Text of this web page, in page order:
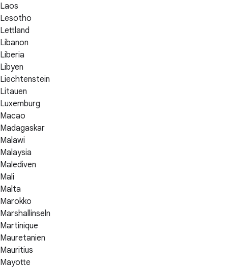
Laos
Lesotho
Lettland
Libanon
Liberia
Libyen
Liechtenstein
Litauen
Luxemburg
Macao
Madagaskar
Malawi
Malaysia
Malediven
Mali
Malta
Marokko
Marshallinseln
Martinique
Mauretanien
Mauritius
Mayotte